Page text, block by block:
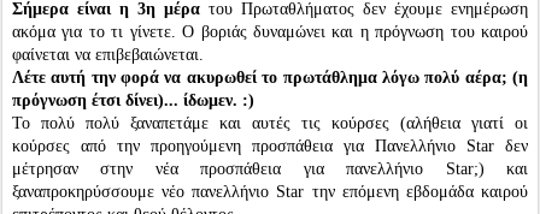
Σήμερα είναι η 3η μέρα του Πρωταθλήματος δεν έχουμε ενημέρωση
ακόμα για το τι γίνετε. Ο βοριάς δυναμώνει και η πρόγνωση του καιρού
φαίνεται να επιβεβαιώνεται.
Λέτε αυτή την φορά να ακυρωθεί το πρωτάθλημα λόγω πολύ αέρα; (η
πρόγνωση έτσι δίνει)... ίδωμεν. :)
Το πολύ πολύ ξαναπετάμε και αυτές τις κούρσες (αλήθεια γιατί οι
κούρσες από την προηγούμενη προσπάθεια για Πανελλήνιο Star δεν
μέτρησαν στην νέα προσπάθεια για πανελλήνιο Star;) και
ξαναπροκηρύσσουμε νέο πανελλήνιο Star την επόμενη εβδομάδα καιρού